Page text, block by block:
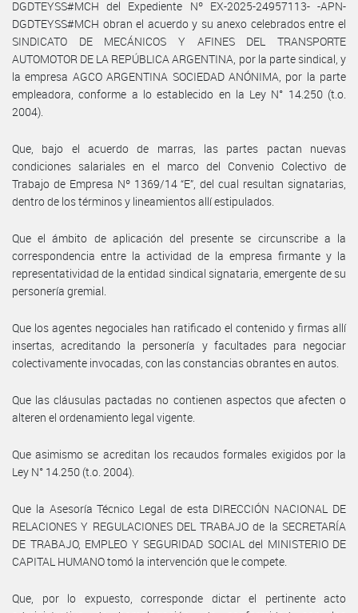
DGDTEYSS#MCH del Expediente Nº EX-2025-24957113- -APN-
DGDTEYSS#MCH obran el acuerdo y su anexo celebrados entre el
SINDICATO DE MECÁNICOS Y AFINES DEL TRANSPORTE
AUTOMOTOR DE LA REPÚBLICA ARGENTINA, por la parte sindical, y
la empresa AGCO ARGENTINA SOCIEDAD ANÓNIMA, por la parte
empleadora, conforme a lo establecido en la Ley N° 14.250 (t.o.
2004).
Que, bajo el acuerdo de marras, las partes pactan nuevas
condiciones salariales en el marco del Convenio Colectivo de
Trabajo de Empresa Nº 1369/14 “E”, del cual resultan signatarias,
dentro de los términos y lineamientos allí estipulados.
Que el ámbito de aplicación del presente se circunscribe a la
correspondencia entre la actividad de la empresa firmante y la
representatividad de la entidad sindical signataria, emergente de su
personería gremial.
Que los agentes negociales han ratificado el contenido y firmas allí
insertas, acreditando la personería y facultades para negociar
colectivamente invocadas, con las constancias obrantes en autos.
Que las cláusulas pactadas no contienen aspectos que afecten o
alteren el ordenamiento legal vigente.
Que asimismo se acreditan los recaudos formales exigidos por la
Ley N° 14.250 (t.o. 2004).
Que la Asesoría Técnico Legal de esta DIRECCIÓN NACIONAL DE
RELACIONES Y REGULACIONES DEL TRABAJO de la SECRETARÍA
DE TRABAJO, EMPLEO Y SEGURIDAD SOCIAL del MINISTERIO DE
CAPITAL HUMANO tomó la intervención que le compete.
Que, por lo expuesto, corresponde dictar el pertinente acto